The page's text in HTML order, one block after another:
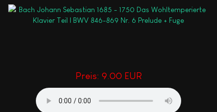
Preis: 9.00 EUR